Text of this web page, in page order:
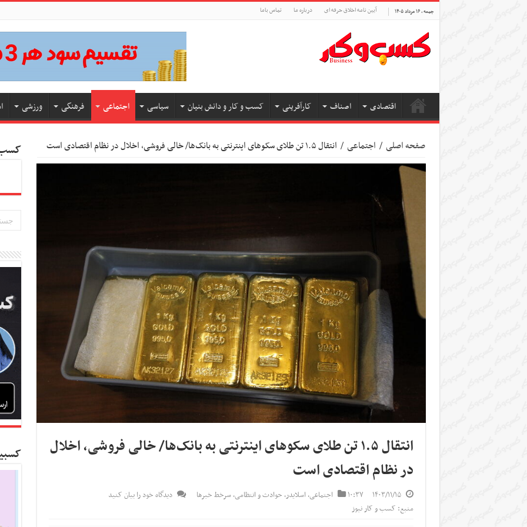
جمعه , ۱۶ مرداد ۱۴۰۵ آیین نامه اخلاق حرفه ای درباره ما تماس باما
اقتصادی اصناف کارآفرینی کسب و کار و دانش بنیان سیاسی اجتماعی فرهنگی ورزشی
صفحه اصلی / اجتماعی / انتقال ۱.۵ تن طلای سکوهای اینترنتی به بانک‌ها/ خالی فروشی، اخلال در نظام اقتصادی است
انتقال ۱.۵ تن طلای سکوهای اینترنتی به بانک‌ها/ خالی فروشی، اخلال
در نظام اقتصادی است
۱۴۰۳/۱۱/۱۵ ۱۰:۳۷ اجتماعی,اسلایدر, حوادث و انتظامی,سرخط خبرها
دیدگاه خود را بیان کنید
منبع: کسب و کار نیوز
کسب